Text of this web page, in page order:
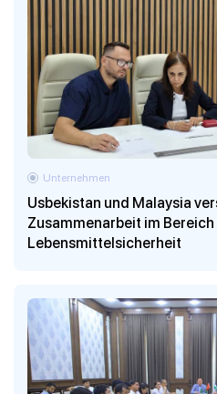
Usbekistan und Malaysia
Zusammenarbeit im
Lebensmittelsicherheit
Unternehmen